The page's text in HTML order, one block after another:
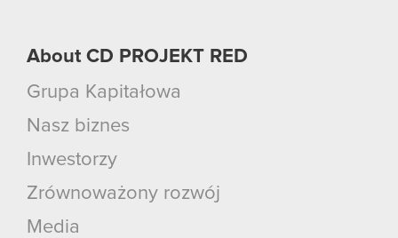
About CD PROJEKT RED
Grupa Kapitałowa
Nasz biznes
Inwestorzy
Zrównoważony rozwój
Media